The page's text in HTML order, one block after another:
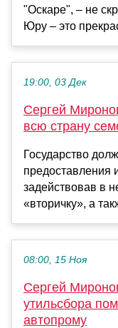
"Оскаре", – не
Юру – это
19:00, 03 Дек
Сергей
всю страну
Государство
предоставления
задействовав в
«вторичку», а
08:00, 15 Ноя
Сергей
утильсбора
автопрому